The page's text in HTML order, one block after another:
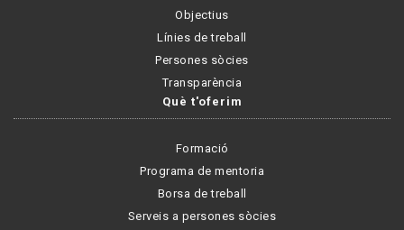
Objectius
Línies de treball
Persones sòcies
Transparència
Què t'oferim
Formació
Programa de mentoria
Borsa de treball
Serveis a persones sòcies